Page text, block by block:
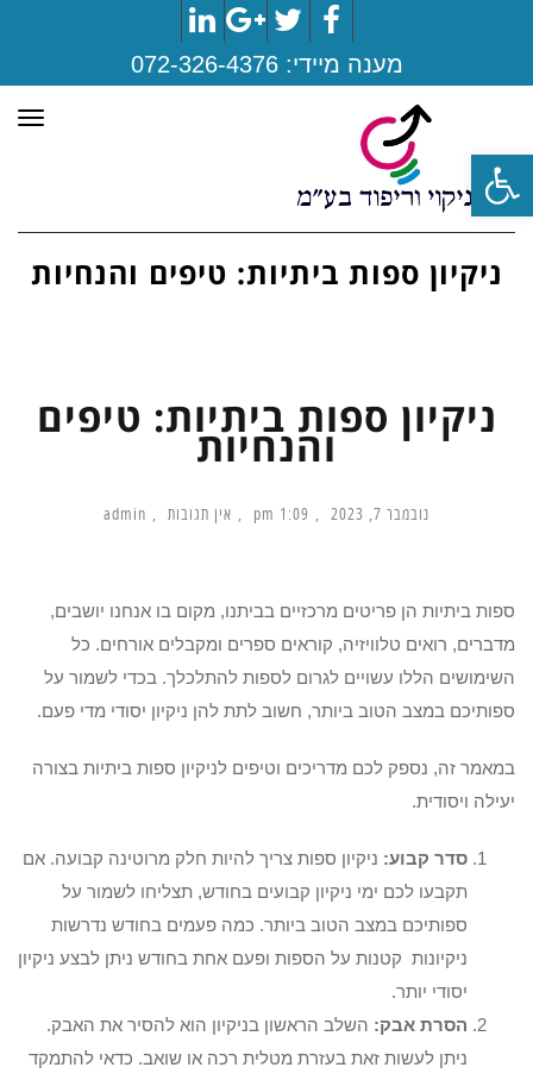
פתח סרגל נגישות
Facebook
Twitter
Google+
LinkedIn
מענה מיידי:072-326-4376
ניקיון ספות ביתיות: טיפים והנחיות
ניקיון ספות ביתיות: טיפים
והנחיות
נובמבר 7, 2023 1:09 pm אין תגובות admin
ספות ביתיות הן פריטים מרכזיים בביתנו, מקום בו אנחנו יושבים,
מדברים, רואים טלוויזיה, קוראים ספרים ומקבלים אורחים. כל
השימושים הללו עשויים לגרום לספות להתלכלך. בכדי לשמור על
ספותיכם במצב הטוב ביותר, חשוב לתת להן ניקיון יסודי מדי פעם.
במאמר זה, נספק לכם מדריכים וטיפים לניקיון ספות ביתיות בצורה
יעילה ויסודית.
סדר קבוע: ניקיון ספות צריך להיות חלק מרוטינה קבועה. אם
תקבעו לכם ימי ניקיון קבועים בחודש, תצליחו לשמור על
ספותיכם במצב הטוב ביותר. כמה פעמים בחודש נדרשות
ניקיונות קטנות על הספות ופעם אחת בחודש ניתן לבצע ניקיון
יסודי יותר.
הסרת אבק: השלב הראשון בניקיון הוא להסיר את האבק.
ניתן לעשות זאת בעזרת מטלית רכה או שואב. כדאי להתמקד